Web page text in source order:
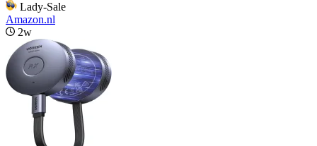
Lady-Sale
Amazon.nl
2w